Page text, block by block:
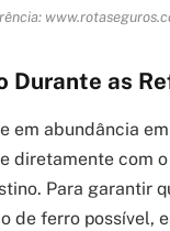
Durante as
em abundância
diretamente com
Para garantir
de ferro possível,